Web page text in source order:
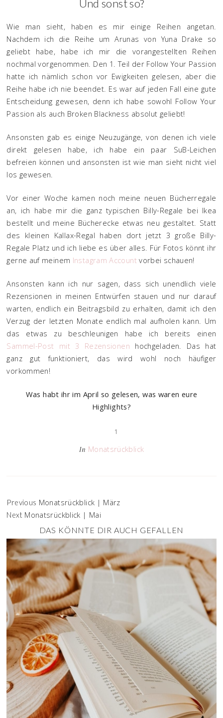
Und sonst so?
Wie man sieht, haben es mir einige Reihen angetan.
Nachdem ich die Reihe um Arunas von Yuna Drake so
geliebt habe, habe ich mir die vorangestellten Reihen
nochmal vorgenommen. Den 1. Teil der Follow Your Passion
hatte ich nämlich schon vor Ewigkeiten gelesen, aber die
Reihe habe ich nie beendet. Es war auf jeden Fall eine gute
Entscheidung gewesen, denn ich habe sowohl Follow Your
Passion als auch Broken Blackness absolut geliebt!
Ansonsten gab es einige Neuzugänge, von denen ich viele
direkt gelesen habe, ich habe ein paar SuB-Leichen
befreien können und ansonsten ist wie man sieht nicht viel
los gewesen.
Vor einer Woche kamen noch meine neuen Bücherregale
an, ich habe mir die ganz typischen Billy-Regale bei Ikea
bestellt und meine Bücherecke etwas neu gestaltet. Statt
des kleinen Kallax-Regal haben dort jetzt 3 große Billy-
Regale Platz und ich liebe es über alles. Für Fotos könnt ihr
gerne auf meinem Instagram Account vorbei schauen!
Ansonsten kann ich nur sagen, dass sich unendlich viele
Rezensionen in meinen Entwürfen stauen und nur darauf
warten, endlich ein Beitragsbild zu erhalten, damit ich den
Verzug der letzten Monate endlich mal aufholen kann. Um
das etwas zu beschleunigen habe ich bereits einen
Sammel-Post mit 3 Rezensionen hochgeladen. Das hat
ganz gut funktioniert, das wird wohl noch häufiger
vorkommen!
Was habt ihr im April so gelesen, was waren eure
Highlights?
1
In Monatsrückblick
Previous Monatsrückblick | März
Next Monatsrückblick | Mai
DAS KÖNNTE DIR AUCH GEFALLEN